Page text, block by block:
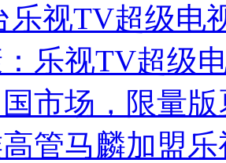
乐视TV超级电
乐视TV超级
市场，限量
管马麟加盟